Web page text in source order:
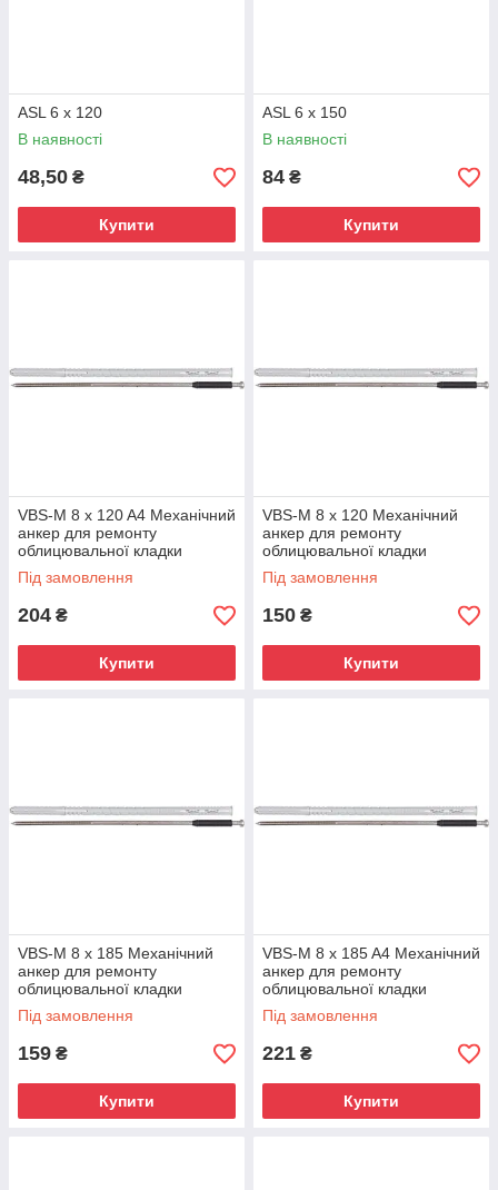
ASL 6 x 120
В наявності
48,50 ₴
Купити
ASL 6 x 150
В наявності
84 ₴
Купити
VBS-M 8 x 120 A4 Механічний
анкер для ремонту
облицювальної кладки
Під замовлення
204 ₴
Купити
VBS-M 8 x 120 Механічний
анкер для ремонту
облицювальної кладки
Під замовлення
150 ₴
Купити
VBS-M 8 x 185 Механічний
анкер для ремонту
облицювальної кладки
Під замовлення
159 ₴
Купити
VBS-M 8 x 185 A4 Механічний
анкер для ремонту
облицювальної кладки
Під замовлення
221 ₴
Купити